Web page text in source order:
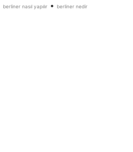
berliner nasıl yapılır• berliner nedir